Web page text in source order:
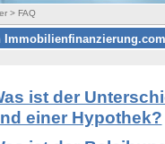
> FAQ
Immobilienfinanzierung.com
ist der
einer Hypothek?